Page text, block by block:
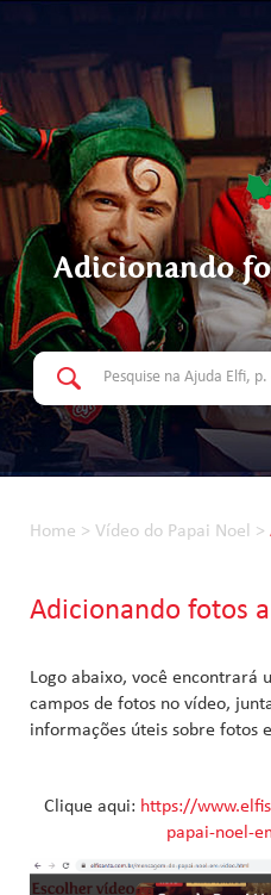
Adicionando
Home > Vídeo do Papai Noel >
Adicionando fotos
Logo abaixo, você encontrará
campos de fotos no vídeo,
informações úteis sobre fotos
Clique aqui: https://
papai-noel-